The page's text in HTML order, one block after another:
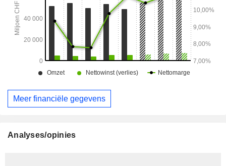
Meer financiële gegevens
Analyses/opinies